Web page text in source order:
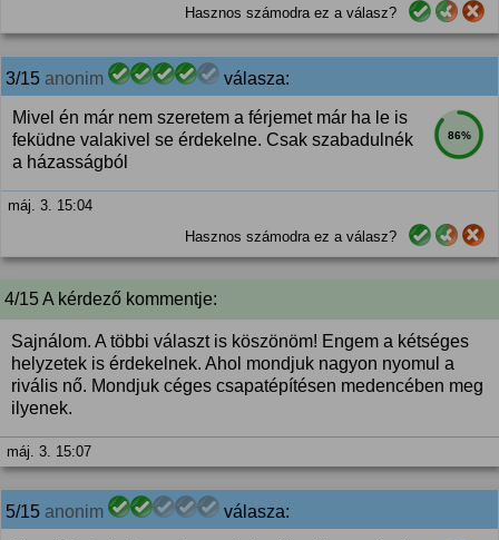
Hasznos számodra ez a válasz?
3/15 anonim válasza:
86%
Mivel én már nem szeretem a férjemet már ha le is
feküdne valakivel se érdekelne. Csak szabadulnék
a házasságból
máj. 3. 15:04
Hasznos számodra ez a válasz?
4/15 A kérdező kommentje:
Sajnálom. A többi választ is köszönöm! Engem a kétséges
helyzetek is érdekelnek. Ahol mondjuk nagyon nyomul a
rivális nő. Mondjuk céges csapatépítésen medencében meg
ilyenek.
máj. 3. 15:07
5/15 anonim válasza: